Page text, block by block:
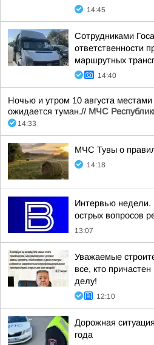
14:45
Сотрудниками
ответственности
маршрутных
14:40
Ночью и утром 10 августа
ожидается туман.// МЧС
14:33
МЧС Тувы о
14:18
Интервью недели.
острых вопросов
13:07
Уважаемые
все, кто
делу!
12:10
Дорожная
года